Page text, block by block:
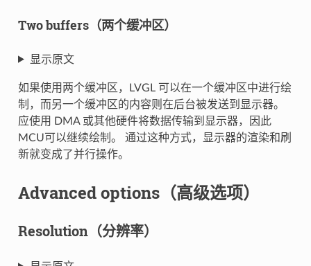
Two buffers（两个缓冲区）
显示原文
如果使用两个缓冲区，LVGL 可以在一个缓冲区中进行绘
制，而另一个缓冲区的内容则在后台被发送到显示器。
应使用 DMA 或其他硬件将数据传输到显示器，因此
MCU可以继续绘制。 通过这种方式，显示器的渲染和刷
新就变成了并行操作。
Advanced options（高级选项）
Resolution（分辨率）